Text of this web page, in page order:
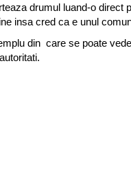
drumul luand-o direct
insa cred ca e unul
din care se poate